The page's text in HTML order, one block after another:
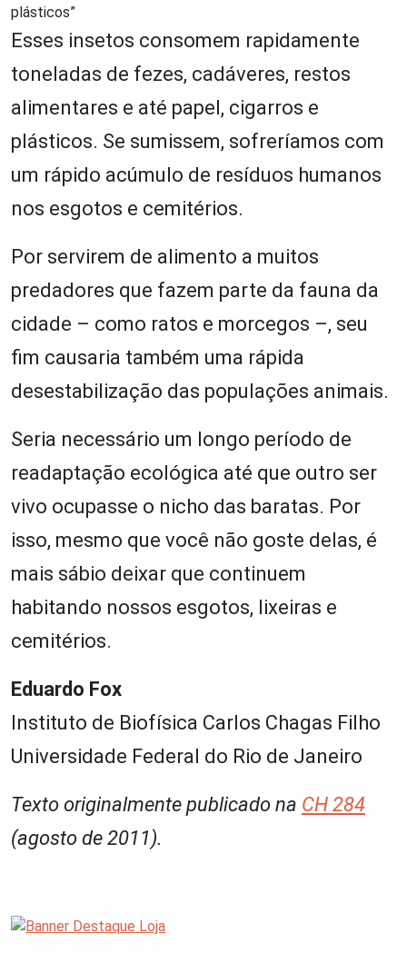
plásticos”
Esses insetos consomem rapidamente
toneladas de fezes, cadáveres, restos
alimentares e até papel, cigarros e
plásticos. Se sumissem, sofreríamos com
um rápido acúmulo de resíduos humanos
nos esgotos e cemitérios.
Por servirem de alimento a muitos
predadores que fazem parte da fauna da
cidade – como ratos e morcegos –, seu
fim causaria também uma rápida
desestabilização das populações animais.
Seria necessário um longo período de
readaptação ecológica até que outro ser
vivo ocupasse o nicho das baratas. Por
isso, mesmo que você não goste delas, é
mais sábio deixar que continuem
habitando nossos esgotos, lixeiras e
cemitérios.
Eduardo Fox
Instituto de Biofísica Carlos Chagas Filho
Universidade Federal do Rio de Janeiro
Texto originalmente publicado na CH 284
(agosto de 2011).